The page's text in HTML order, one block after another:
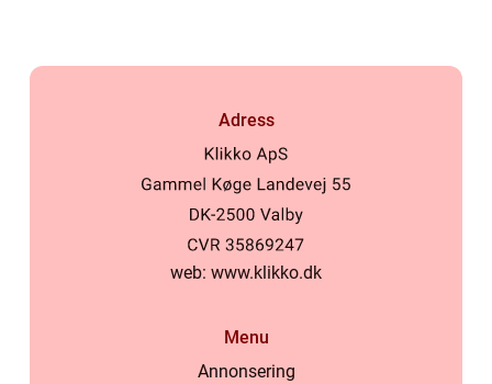
Adress
web: www.klikko.dk
Menu
Annonsering